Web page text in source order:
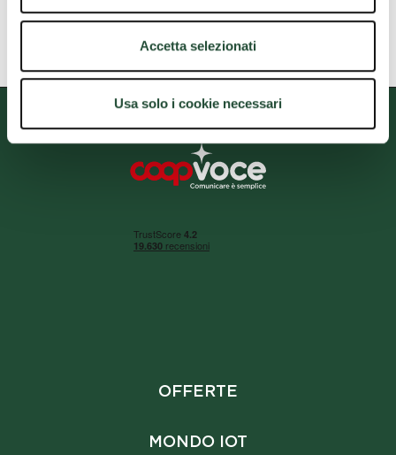
Accetta selezionati
Usa solo i cookie necessari
OFFERTE
MONDO IOT